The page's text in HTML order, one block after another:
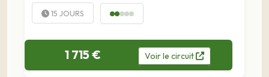
15 JOURS
1 715 € Voirle circuit